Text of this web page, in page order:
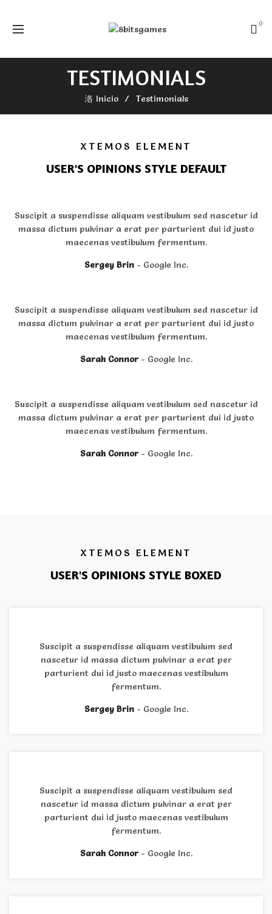
0
TESTIMONIALS
Inicio Testimonials
XTEMOS ELEMENT
USER'S OPINIONS STYLE DEFAULT
Suscipit a suspendisse aliquam vestibulum sed nascetur id
massa dictum pulvinar a erat per parturient dui id justo
maecenas vestibulum fermentum.
Sergey Brin Google Inc.
Suscipit a suspendisse aliquam vestibulum sed nascetur id
massa dictum pulvinar a erat per parturient dui id justo
maecenas vestibulum fermentum.
Sarah Connor Google Inc.
Suscipit a suspendisse aliquam vestibulum sed nascetur id
massa dictum pulvinar a erat per parturient dui id justo
maecenas vestibulum fermentum.
Sarah Connor Google Inc.
XTEMOS ELEMENT
USER'S OPINIONS STYLE BOXED
Suscipit a suspendisse aliquam vestibulum sed
nascetur id massa dictum pulvinar a erat per
parturient dui id justo maecenas vestibulum
fermentum.
Sergey Brin Google Inc.
Suscipit a suspendisse aliquam vestibulum sed
nascetur id massa dictum pulvinar a erat per
parturient dui id justo maecenas vestibulum
fermentum.
Sarah Connor Google Inc.